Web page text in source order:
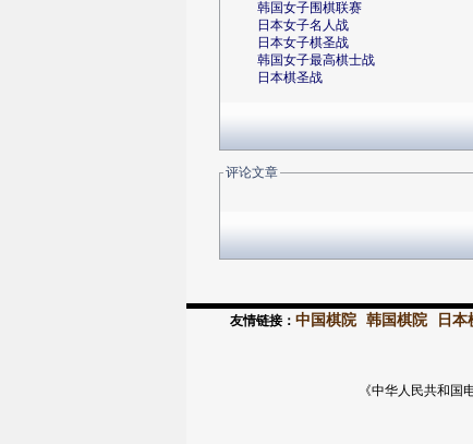
韩国女子围棋联赛
日本女子名人战
日本女子棋圣战
韩国女子最高棋士战
日本棋圣战
评论文章
友情链接： 中国棋院 韩国棋院 日本
《中华人民共和